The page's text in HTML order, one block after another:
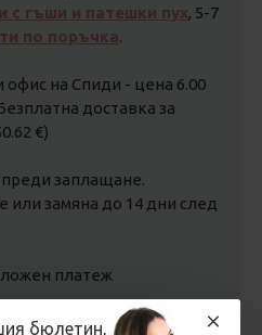
бюлетин,
с гъши и патешки пух, 5-7
по поръчка.
офис на Спиди - цена 6.00
доставка за
€)
преди заплащане.
замяна до 14 дни след
платеж